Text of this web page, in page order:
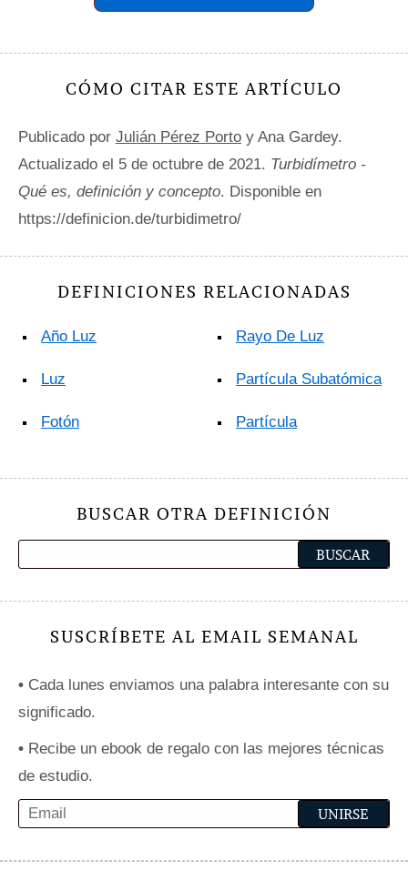
CÓMO CITAR ESTE ARTÍCULO
Publicado por Julián Pérez Porto y Ana Gardey.
Actualizado el 5 de octubre de 2021. Turbidímetro -
Qué es, definición y concepto. Disponible en
https://definicion.de/turbidimetro/
DEFINICIONES RELACIONADAS
Año Luz
Luz
Fotón
Rayo De Luz
Partícula Subatómica
Partícula
BUSCAR OTRA DEFINICIÓN
SUSCRÍBETE AL EMAIL SEMANAL
• Cada lunes enviamos una palabra interesante con su
significado.
• Recibe un ebook de regalo con las mejores técnicas
de estudio.